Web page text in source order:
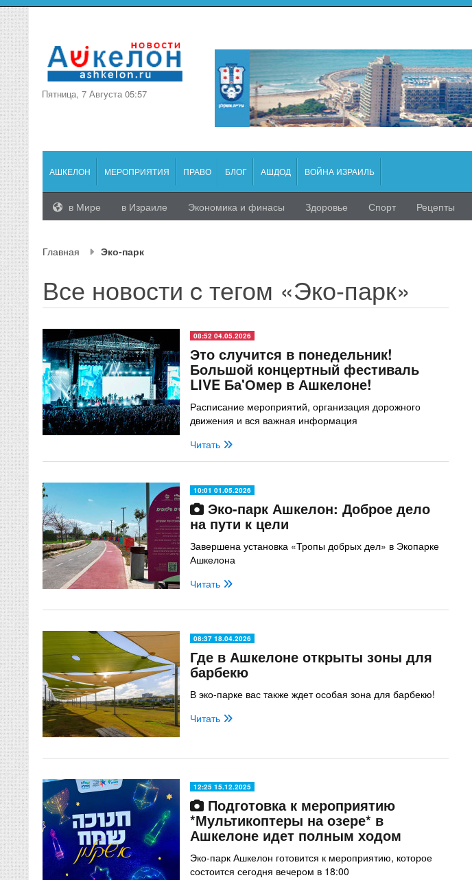
Пятница, 7 Августа 05:57
АШКЕЛОН МЕРОПРИЯТИЯ ПРАВО БЛОГ АШДОД ВОЙНА ИЗРАИЛЬ
в Мире в Израиле Экономика и финасы Здоровье Спорт Рецепты
Главная Эко-парк
Все новости c тегом «Эко-парк»
08:52 04.05.2026
Это случится в понедельник!
Большой концертный фестиваль
LIVE Ба'Омер в Ашкелоне!
Расписание мероприятий, организация дорожного
движения и вся важная информация
Читать
10:01 01.05.2026
Эко-парк Ашкелон: Доброе дело
на пути к цели
Завершена установка «Тропы добрых дел» в Экопарке
Ашкелона
Читать
08:37 18.04.2026
Где в Ашкелоне открыты зоны для
барбекю
В эко-парке вас также ждет особая зона для барбекю!
Читать
12:25 15.12.2025
Подготовка к мероприятию
*Мультикоптеры на озере* в
Ашкелоне идет полным ходом
Эко-парк Ашкелон готовится к мероприятию, которое
состоится сегодня вечером в 18:00